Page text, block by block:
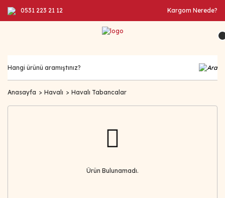
0531 223 21 12 Kargom Nerede?
Anasayfa Havalı Havalı Tabancalar
Ürün Bulunamadı.